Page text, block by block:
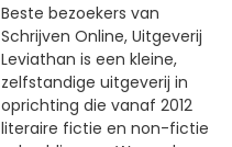
Beste bezoekers van
Schrijven Online, Uitgeverij
Leviathan is een kleine,
zelfstandige uitgeverij in
oprichting die vanaf 2012
literaire fictie en non-fictie